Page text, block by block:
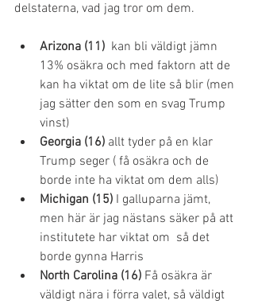
delstaterna, vad jag tror om dem.
Arizona (11) kan bli väldigt jämn
13% osäkra och med faktorn att de
kan ha viktat om de lite så blir (men
jag sätter den som en svag Trump
vinst)
Georgia (16) allt tyder på en klar
Trump seger ( få osäkra och de
borde inte ha viktat om dem alls)
Michigan (15) I galluparna jämt,
men här är jag nästans säker på att
institutete har viktat om  så det
borde gynna Harris
North Carolina (16) Få osäkra är
väldigt nära i förra valet, så väldigt